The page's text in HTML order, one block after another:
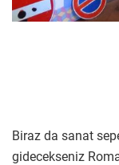
Biraz da sanat
gidecekseniz